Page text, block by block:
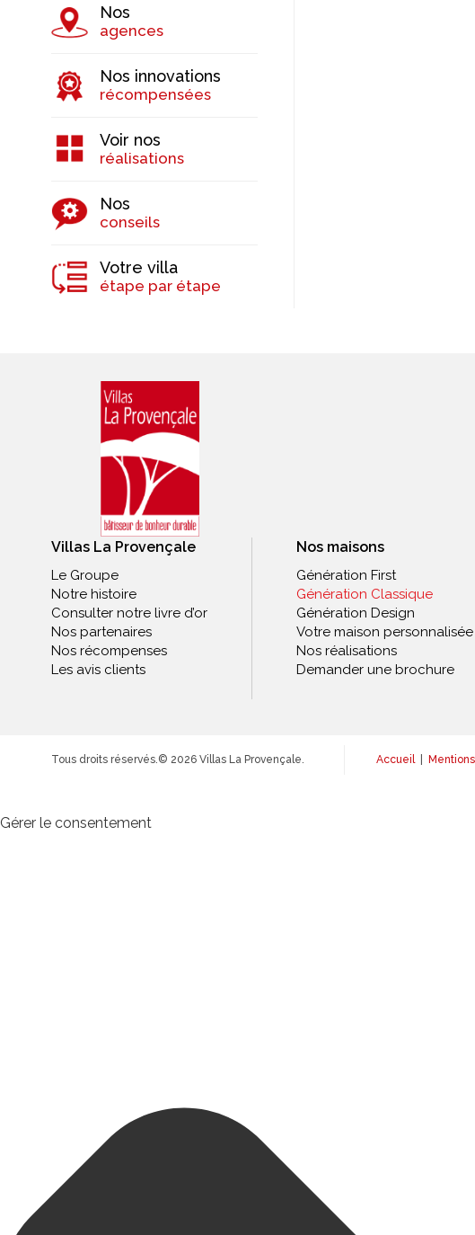
Nos
agences
Nos innovations
récompensées
Voir nos
réalisations
Nos
conseils
Votre villa
étape par étape
Villas La Provençale
Le Groupe
Notre histoire
Consulter notre livre d’or
Nos partenaires
Nos récompenses
Les avis clients
Nos maisons
Génération First
Génération Classique
Génération Design
Votre maison personnalisée
Nos réalisations
Demander une brochure
© 2026 Villas La Provençale.
Tous droits réservés. Accueil|
Gérer le consentement